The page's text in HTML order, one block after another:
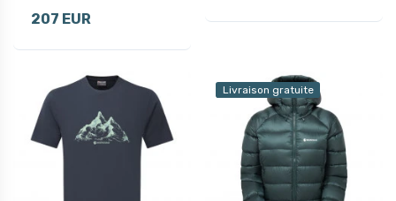
207 EUR
Livraison gratuite